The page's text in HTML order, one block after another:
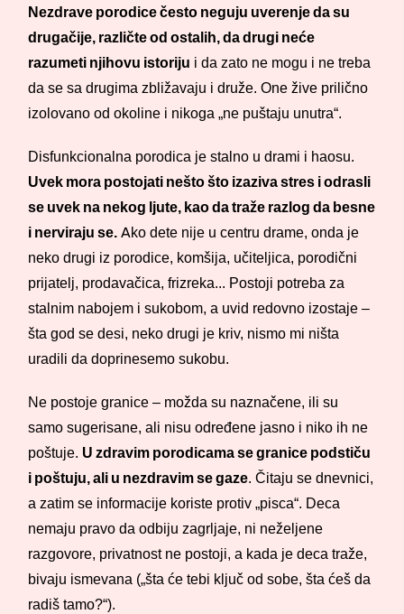
Nezdrave porodice često neguju uverenje da su
drugačije, različte od ostalih, da drugi neće
razumeti njihovu istoriju i da zato ne mogu i ne treba
da se sa drugima zbližavaju i druže. One žive prilično
izolovano od okoline i nikoga „ne puštaju unutra“.
Disfunkcionalna porodica je stalno u drami i haosu.
Uvek mora postojati nešto što izaziva stres i odrasli
se uvek na nekog ljute, kao da traže razlog da besne
i nerviraju se. Ako dete nije u centru drame, onda je
neko drugi iz porodice, komšija, učiteljica, porodični
prijatelj, prodavačica, frizreka... Postoji potreba za
stalnim nabojem i sukobom, a uvid redovno izostaje –
šta god se desi, neko drugi je kriv, nismo mi ništa
uradili da doprinesemo sukobu.
Ne postoje granice – možda su naznačene, ili su
samo sugerisane, ali nisu određene jasno i niko ih ne
poštuje. U zdravim porodicama se granice podstiču
i poštuju, ali u nezdravim se gaze. Čitaju se dnevnici,
a zatim se informacije koriste protiv „pisca“. Deca
nemaju pravo da odbiju zagrljaje, ni neželjene
razgovore, privatnost ne postoji, a kada je deca traže,
bivaju ismevana („šta će tebi ključ od sobe, šta ćeš da
radiš tamo?“).